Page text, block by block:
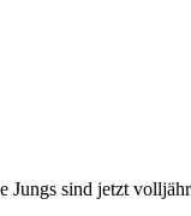
Jungs sind jetzt